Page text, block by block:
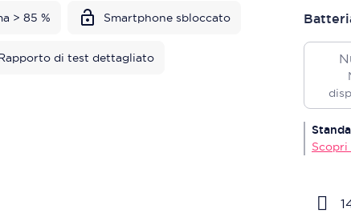
> 85 % Smartphone sbloccato
di test dettagliato
Scopri